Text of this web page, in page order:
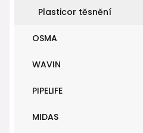
Plasticor těsnění
OSMA
WAVIN
PIPELIFE
MIDAS